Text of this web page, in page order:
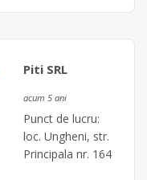
Piti SRL
acum 5 ani
Punct de lucru:
loc. Ungheni, str.
Principala nr. 164